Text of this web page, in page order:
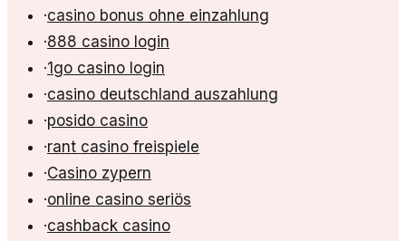
·casino bonus ohne einzahlung
·888 casino login
·1go casino login
·casino deutschland auszahlung
·posido casino
·rant casino freispiele
·Casino zypern
·online casino seriös
·cashback casino